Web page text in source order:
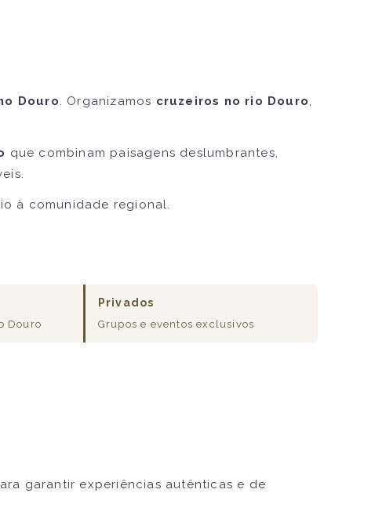
Douro. Organizamos cruzeiros no rio Douro,
que combinam paisagens deslumbrantes,
à comunidade regional.
Douro
Privados
Grupos e eventos exclusivos
garantir experiências autênticas e de